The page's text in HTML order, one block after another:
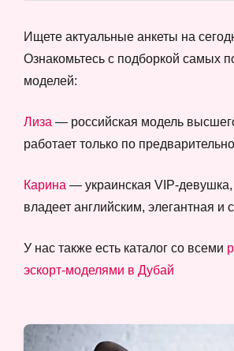
Ищете актуальные анкеты на
Ознакомьтесь с подборкой самых
моделей:
Лиза — российская модель
работает только по
Карина — украинская VIP-
владеет английским, элегантная и
У нас также есть каталог со всеми
эскорт-моделями в Дубай